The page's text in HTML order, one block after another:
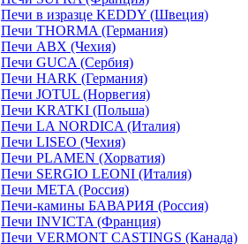
Печи в изразце KEDDY (Швеция)
Печи THORMA (Германия)
Печи ABX (Чехия)
Печи GUCA (Сербия)
Печи HARK (Германия)
Печи JOTUL (Норвегия)
Печи KRATKI (Польша)
Печи LA NORDICA (Италия)
Печи LISEO (Чехия)
Печи PLAMEN (Хорватия)
Печи SERGIO LEONI (Италия)
Печи META (Россия)
Печи-камины БАВАРИЯ (Россия)
Печи INVICTA (Франция)
Печи VERMONT CASTINGS (Канада)